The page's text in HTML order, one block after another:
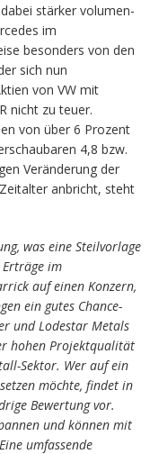
stärker volumen-
im
besonders von den
sich nun
von VW mit
nicht zu teuer.
von über 6 Prozent
4,8 bzw.
Veränderung der
anbricht, steht
was eine Steilvorlage
im
auf einen Konzern,
ein gutes Chance-
und Lodestar Metals
hohen Projektqualität
Sektor. Wer auf ein
möchte, findet in
Bewertung vor.
und können mit
umfassende